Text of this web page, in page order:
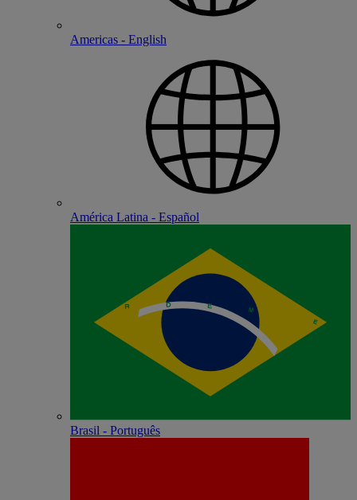
Americas - English
América Latina - Español
Brasil - Português